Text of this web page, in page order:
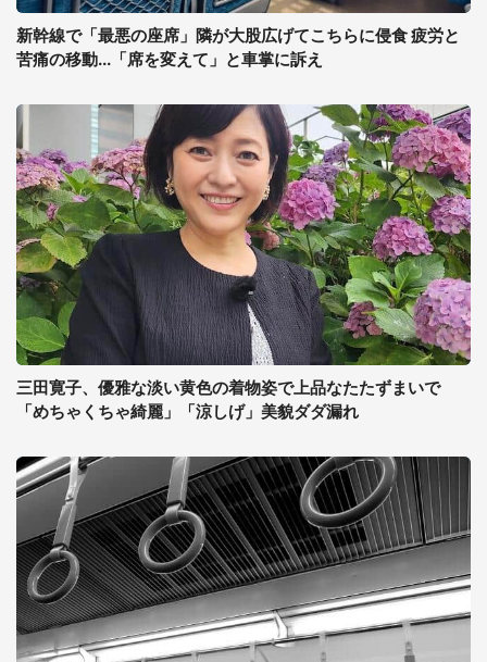
新幹線で「最悪の座席」隣が大股広げてこちらに侵食 疲労と
苦痛の移動...「席を変えて」と車掌に訴え
三田寛子、優雅な淡い黄色の着物姿で上品なたたずまいで
「めちゃくちゃ綺麗」「涼しげ」美貌ダダ漏れ